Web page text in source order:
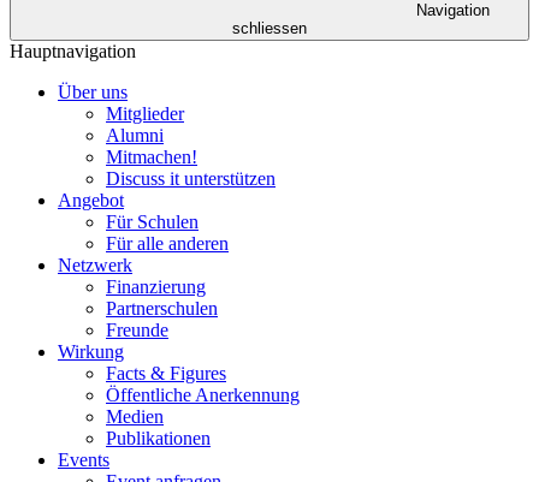
Navigation
schliessen
Hauptnavigation
Über uns
Mitglieder
Alumni
Mitmachen!
Discuss it unterstützen
Angebot
Für Schulen
Für alle anderen
Netzwerk
Finanzierung
Partnerschulen
Freunde
Wirkung
Facts & Figures
Öffentliche Anerkennung
Medien
Publikationen
Events